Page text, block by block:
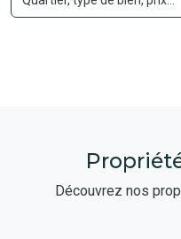
Découvrez nos